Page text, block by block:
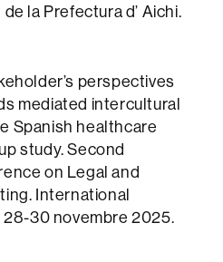
la Prefectura d’ Aichi.
perspectives
mediated intercultural
Spanish healthcare
study. Second
on Legal and
International
30 novembre 2025.